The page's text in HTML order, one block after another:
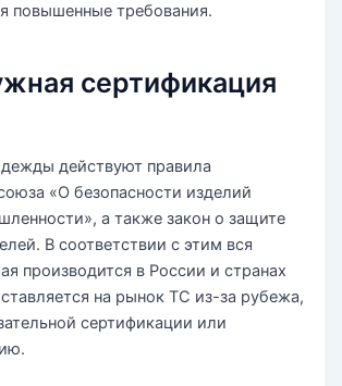
повышенные требования.
сертификация
действуют правила
«О безопасности изделий
а также закон о защите
В соответствии с этим вся
производится в России и странах
на рынок ТС из-за рубежа,
сертификации или